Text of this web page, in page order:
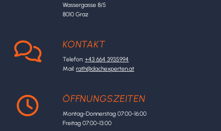
Wassergasse 8/5
8010 Graz
 KONTAKT
Telefon: +43 664 3935994
Mail: rath@dachexperten.at
 ÖFFNUNGSZEITEN
Montag-Donnerstag 07:00-16:00
Freitag 07:00-13:00